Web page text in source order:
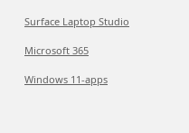
Surface Laptop Studio
Microsoft 365
Windows 11-apps